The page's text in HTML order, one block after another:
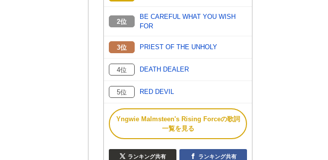
2位
BE CAREFUL WHAT YOU WISH
FOR
3位 PRIEST OF THE UNHOLY
4位 DEATH DEALER
5位 RED DEVIL
Yngwie Malmsteen's Rising Forceの歌詞
一覧を見る
ランキング共有 ランキング共有